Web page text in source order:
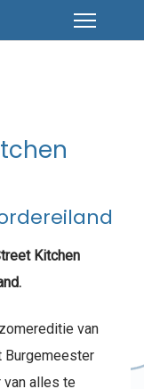
Kitchen
van
Burgemeester
alles te